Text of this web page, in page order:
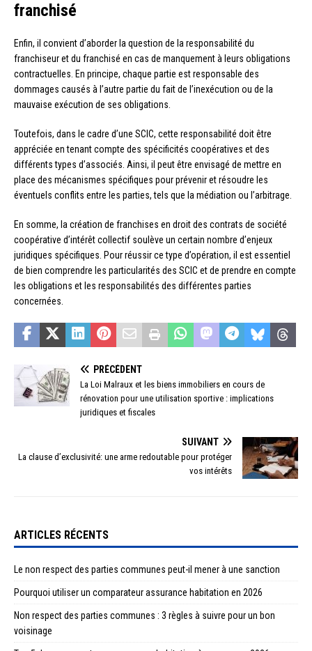
franchisé
Enfin, il convient d’aborder la question de la responsabilité du
franchiseur et du franchisé en cas de manquement à leurs obligations
contractuelles. En principe, chaque partie est responsable des
dommages causés à l’autre partie du fait de l’inexécution ou de la
mauvaise exécution de ses obligations.
Toutefois, dans le cadre d’une SCIC, cette responsabilité doit être
appréciée en tenant compte des spécificités coopératives et des
différents types d’associés. Ainsi, il peut être envisagé de mettre en
place des mécanismes spécifiques pour prévenir et résoudre les
éventuels conflits entre les parties, tels que la médiation ou l’arbitrage.
En somme, la création de franchises en droit des contrats de société
coopérative d’intérêt collectif soulève un certain nombre d’enjeux
juridiques spécifiques. Pour réussir ce type d’opération, il est essentiel
de bien comprendre les particularités des SCIC et de prendre en compte
les obligations et les responsabilités des différentes parties
concernées.
PRÉCÉDENT
La Loi Malraux et les biens immobiliers en cours de
rénovation pour une utilisation sportive : implications
juridiques et fiscales
SUIVANT
La clause d’exclusivité: une arme redoutable pour protéger
vos intérêts
ARTICLES RÉCENTS
Le non respect des parties communes peut-il mener à une sanction
Pourquoi utiliser un comparateur assurance habitation en 2026
Non respect des parties communes : 3 règles à suivre pour un bon
voisinage